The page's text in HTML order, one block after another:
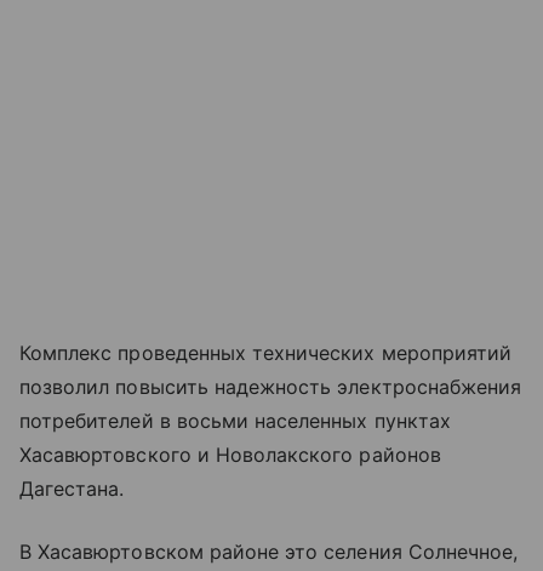
Комплекс проведенных технических мероприятий
позволил повысить надежность электроснабжения
потребителей в восьми населенных пунктах
Хасавюртовского и Новолакского районов
Дагестана.
В Хасавюртовском районе это селения Солнечное,